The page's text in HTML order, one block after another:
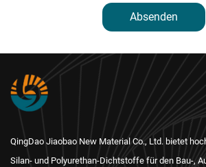
Absenden
QingDao Jiaobao New Material Co., Ltd. bietet
Silan- und Polyurethan-Dichtstoffe für den Bau-,